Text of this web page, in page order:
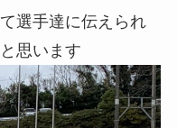
選手達に伝えられ
思います